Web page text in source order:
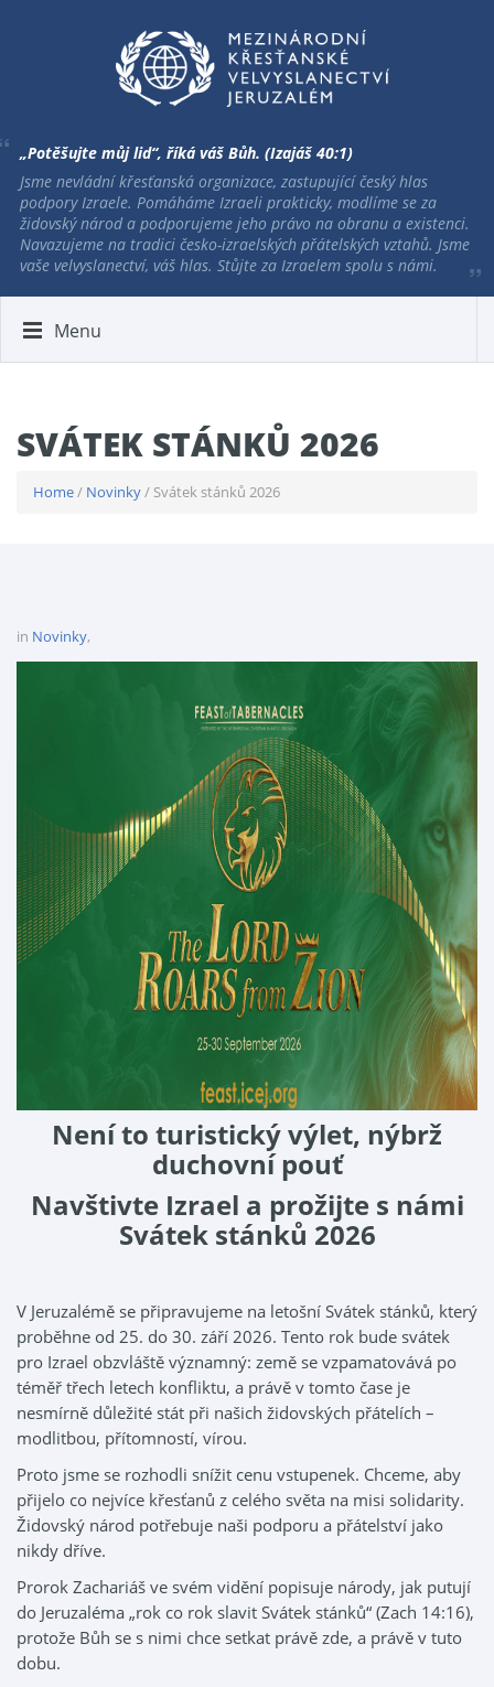
„Potěšujte můj lid“, říká váš Bůh. (Izajáš 40:1)
Jsme nevládní křesťanská organizace, zastupující český hlas
podpory Izraele. Pomáháme Izraeli prakticky, modlíme se za
židovský národ a podporujeme jeho právo na obranu a existenci.
Navazujeme na tradici česko-izraelských přátelských vztahů. Jsme
vaše velvyslanectví, váš hlas. Stůjte za Izraelem spolu s námi.
Menu
SVÁTEK STÁNKŮ 2026
Home/ Novinky/ Svátek stánků 2026
in Novinky,
Není to turistický výlet, nýbrž
duchovní pouť
Navštivte Izrael a prožijte s námi
Svátek stánků 2026
V Jeruzalémě se připravujeme na letošní Svátek stánků, který
proběhne od 25. do 30. září 2026. Tento rok bude svátek
pro Izrael obzvláště významný: země se vzpamatovává po
téměř třech letech konfliktu, a právě v tomto čase je
nesmírně důležité stát při našich židovských přátelích –
modlitbou, přítomností, vírou.
Proto jsme se rozhodli snížit cenu vstupenek. Chceme, aby
přijelo co nejvíce křesťanů z celého světa na misi solidarity.
Židovský národ potřebuje naši podporu a přátelství jako
nikdy dříve.
Prorok Zachariáš ve svém vidění popisuje národy, jak putují
do Jeruzaléma „rok co rok slavit Svátek stánků“ (Zach 14:16),
protože Bůh se s nimi chce setkat právě zde, a právě v tuto
dobu.